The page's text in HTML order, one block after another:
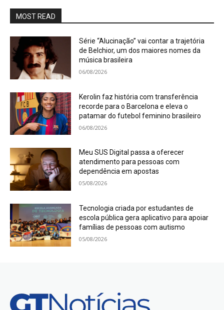
MOST READ
Série “Alucinação” vai contar a trajetória
de Belchior, um dos maiores nomes da
música brasileira
06/08/2026
Kerolin faz história com transferência
recorde para o Barcelona e eleva o
patamar do futebol feminino brasileiro
06/08/2026
Meu SUS Digital passa a oferecer
atendimento para pessoas com
dependência em apostas
05/08/2026
Tecnologia criada por estudantes de
escola pública gera aplicativo para apoiar
famílias de pessoas com autismo
05/08/2026